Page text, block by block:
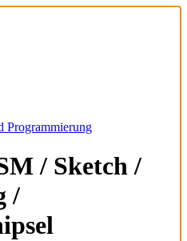
Programmierung
/ Sketch /
/